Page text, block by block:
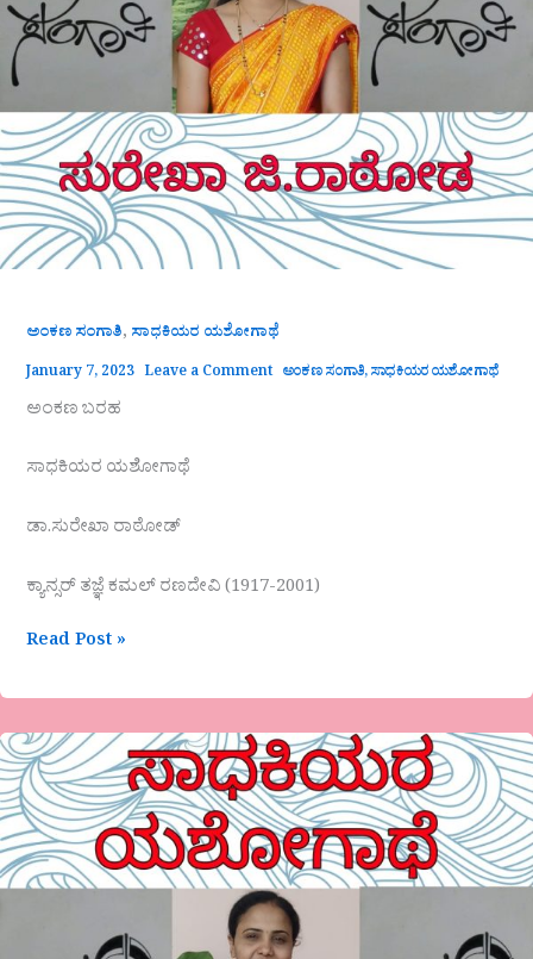
ಅಂಕಣ ಸಂಗಾತಿ, ಸಾಧಕಿಯರ ಯಶೋಗಾಥೆ
January 7, 2023 Leave a Comment ಅಂಕಣ ಸಂಗಾತಿ,ಸಾಧಕಿಯರ ಯಶೋಗಾಥೆ
ಅಂಕಣ ಬರಹ
ಸಾಧಕಿಯರ ಯಶೋಗಾಥೆ
ಡಾ.ಸುರೇಖಾ ರಾಠೋಡ್
ಕ್ಯಾನ್ಸರ್ ತಜ್ಞೆ ಕಮಲ್ ರಣದೇವಿ (1917-2001)
Read Post »